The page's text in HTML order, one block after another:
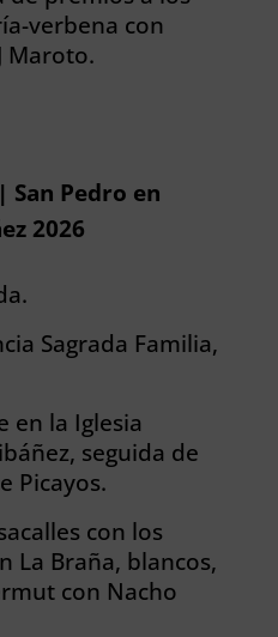
verbena con
Maroto.
San Pedro en
2026
Sagrada Familia,
en la Iglesia
seguida de
Picayos.
con los
La Braña, blancos,
con Nacho